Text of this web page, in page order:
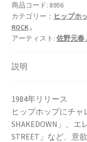
商品コード: 8956
カテゴリー： ヒップホ
ROCK,
アーティスト: 佐野元春
説明
1984年リリース
ヒップホップにチャ
SHAKEDOWN」、エ
STREET」など、意